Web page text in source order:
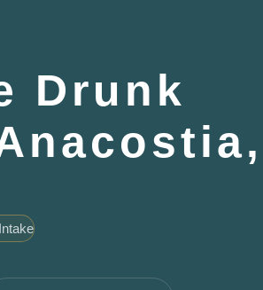
Drunk
Intake